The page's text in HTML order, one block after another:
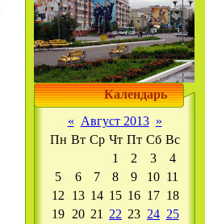
Календарь
« Август 2013 »
Пн Вт Ср Чт Пт Сб Вс
1
2 3
4
5
6 7 8 9 10 11
12
13 14 15 16 17 18
19 20 21 22 23 24 25